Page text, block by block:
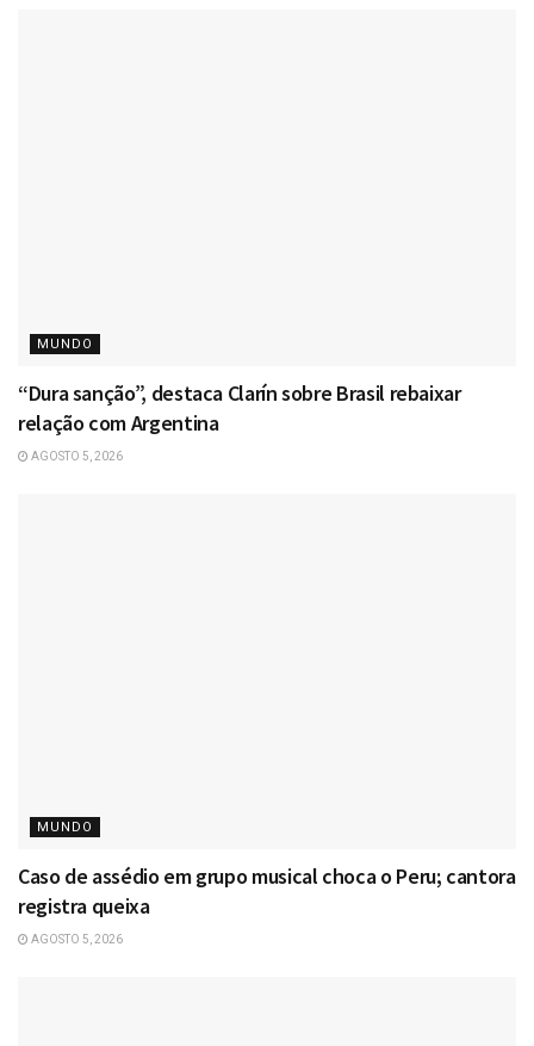
MUNDO
“Dura sanção”, destaca Clarín sobre Brasil rebaixar
relação com Argentina
AGOSTO 5, 2026
MUNDO
Caso de assédio em grupo musical choca o Peru; cantora
registra queixa
AGOSTO 5, 2026